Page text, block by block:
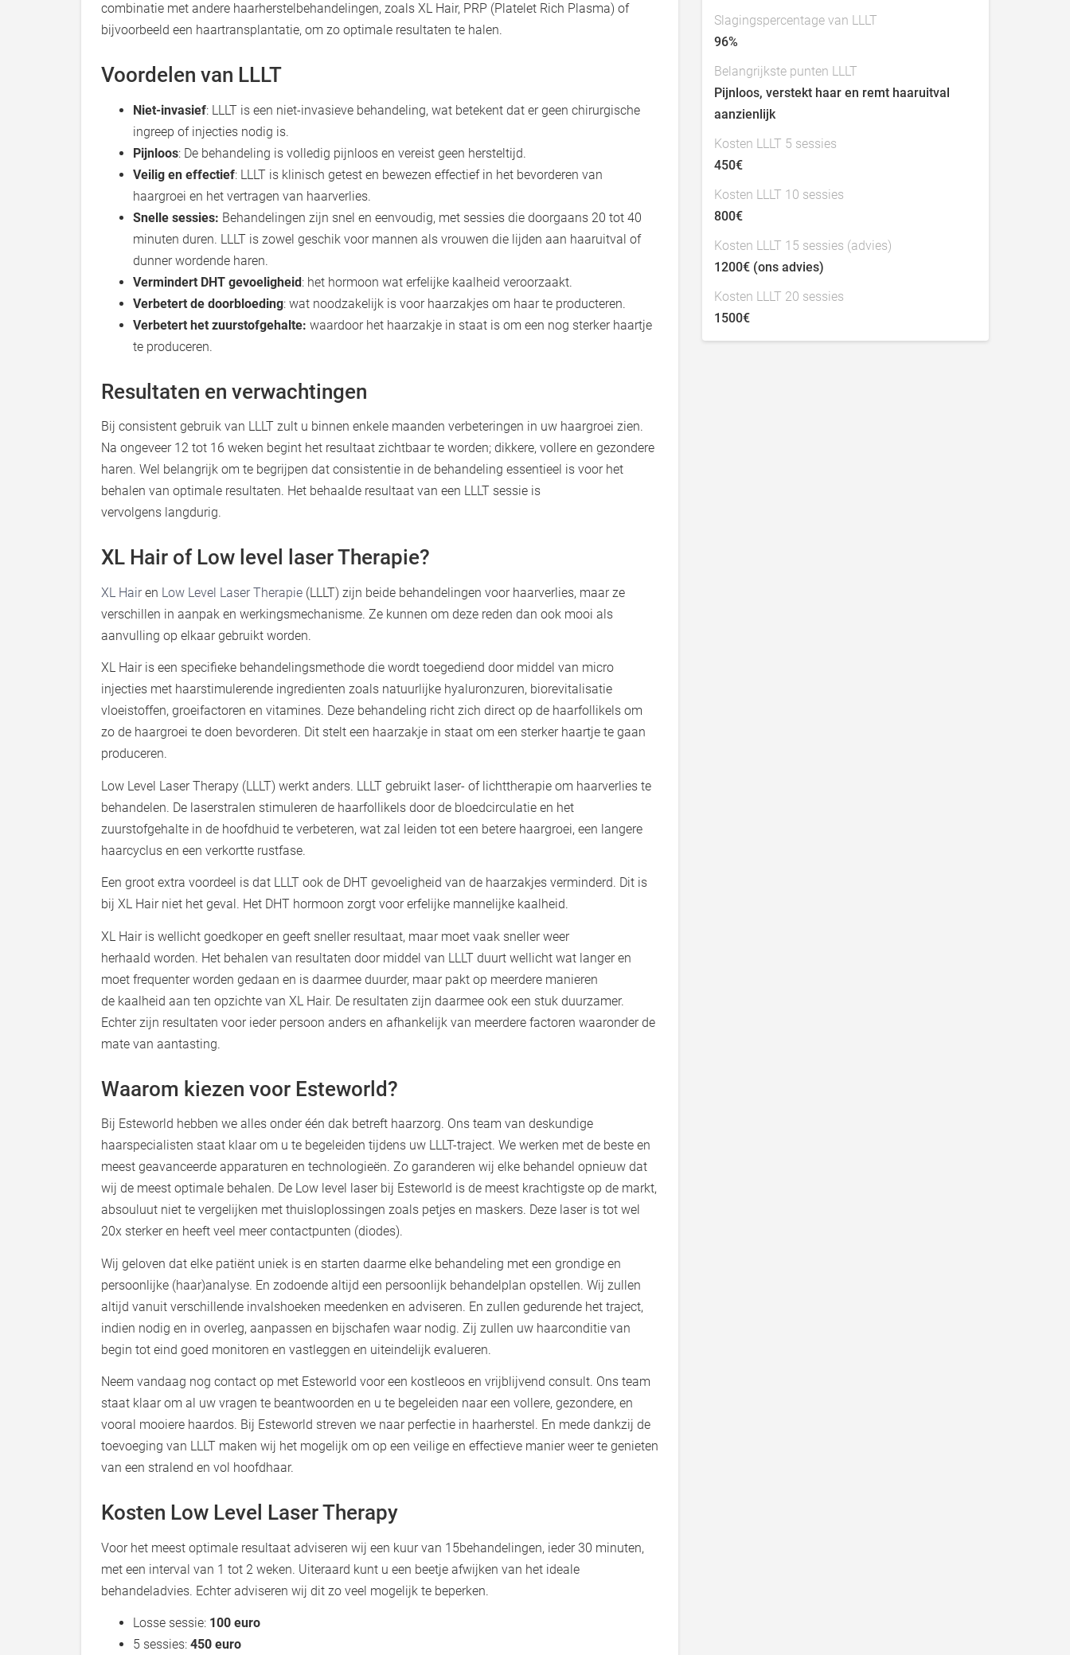
combinatie met andere haarherstelbehandelingen, zoals XL Hair, PRP (Platelet Rich Plasma) of
bijvoorbeeld een haartransplantatie, om zo optimale resultaten te halen.
Voordelen van LLLT
Niet-invasief: LLLT is een niet-invasieve behandeling, wat betekent dat er geen chirurgische
ingreep of injecties nodig is.
Pijnloos: De behandeling is volledig pijnloos en vereist geen hersteltijd.
Veilig en effectief: LLLT is klinisch getest en bewezen effectief in het bevorderen van
haargroei en het vertragen van haarverlies.
Snelle sessies: Behandelingen zijn snel en eenvoudig, met sessies die doorgaans 20 tot 40
minuten duren. LLLT is zowel geschik voor mannen als vrouwen die lijden aan haaruitval of
dunner wordende haren.
Vermindert DHT gevoeligheid: het hormoon wat erfelijke kaalheid veroorzaakt.
Verbetert de doorbloeding: wat noodzakelijk is voor haarzakjes om haar te producteren.
Verbetert het zuurstofgehalte: waardoor het haarzakje in staat is om een nog sterker haartje
te produceren.
Resultaten en verwachtingen
Bij consistent gebruik van LLLT zult u binnen enkele maanden verbeteringen in uw haargroei zien.
Na ongeveer 12 tot 16 weken begint het resultaat zichtbaar te worden; dikkere, vollere en gezondere
haren. Wel belangrijk om te begrijpen dat consistentie in de behandeling essentieel is voor het
behalen van optimale resultaten. Het behaalde resultaat van een LLLT sessie is
vervolgens langdurig.
XL Hair of Low level laser Therapie?
XL Hair en Low Level Laser Therapie (LLLT) zijn beide behandelingen voor haarverlies, maar ze
verschillen in aanpak en werkingsmechanisme. Ze kunnen om deze reden dan ook mooi als
aanvulling op elkaar gebruikt worden.
XL Hair is een specifieke behandelingsmethode die wordt toegediend door middel van micro
injecties met haarstimulerende ingredienten zoals natuurlijke hyaluronzuren, biorevitalisatie
vloeistoffen, groeifactoren en vitamines. Deze behandeling richt zich direct op de haarfollikels om
zo de haargroei te doen bevorderen. Dit stelt een haarzakje in staat om een sterker haartje te gaan
produceren.
Low Level Laser Therapy (LLLT) werkt anders. LLLT gebruikt laser- of lichttherapie om haarverlies te
behandelen. De laserstralen stimuleren de haarfollikels door de bloedcirculatie en het
zuurstofgehalte in de hoofdhuid te verbeteren, wat zal leiden tot een betere haargroei, een langere
haarcyclus en een verkortte rustfase.
Een groot extra voordeel is dat LLLT ook de DHT gevoeligheid van de haarzakjes verminderd. Dit is
bij XL Hair niet het geval. Het DHT hormoon zorgt voor erfelijke mannelijke kaalheid.
XL Hair is wellicht goedkoper en geeft sneller resultaat, maar moet vaak sneller weer
herhaald worden. Het behalen van resultaten door middel van LLLT duurt wellicht wat langer en
moet frequenter worden gedaan en is daarmee duurder, maar pakt op meerdere manieren
de kaalheid aan ten opzichte van XL Hair. De resultaten zijn daarmee ook een stuk duurzamer.
Echter zijn resultaten voor ieder persoon anders en afhankelijk van meerdere factoren waaronder de
mate van aantasting.
Waarom kiezen voor Esteworld?
Bij Esteworld hebben we alles onder één dak betreft haarzorg. Ons team van deskundige
haarspecialisten staat klaar om u te begeleiden tijdens uw LLLT-traject. We werken met de beste en
meest geavanceerde apparaturen en technologieën. Zo garanderen wij elke behandel opnieuw dat
wij de meest optimale behalen. De Low level laser bij Esteworld is de meest krachtigste op de markt,
absouluut niet te vergelijken met thuisloplossingen zoals petjes en maskers. Deze laser is tot wel
20x sterker en heeft veel meer contactpunten (diodes).
Wij geloven dat elke patiënt uniek is en starten daarme elke behandeling met een grondige en
persoonlijke (haar)analyse. En zodoende altijd een persoonlijk behandelplan opstellen. Wij zullen
altijd vanuit verschillende invalshoeken meedenken en adviseren. En zullen gedurende het traject,
indien nodig en in overleg, aanpassen en bijschafen waar nodig. Zij zullen uw haarconditie van
begin tot eind goed monitoren en vastleggen en uiteindelijk evalueren.
Neem vandaag nog contact op met Esteworld voor een kostleoos en vrijblijvend consult. Ons team
staat klaar om al uw vragen te beantwoorden en u te begeleiden naar een vollere, gezondere, en
vooral mooiere haardos. Bij Esteworld streven we naar perfectie in haarherstel. En mede dankzij de
toevoeging van LLLT maken wij het mogelijk om op een veilige en effectieve manier weer te genieten
van een stralend en vol hoofdhaar.
Kosten Low Level Laser Therapy
Voor het meest optimale resultaat adviseren wij een kuur van 15behandelingen, ieder 30 minuten,
met een interval van 1 tot 2 weken. Uiteraard kunt u een beetje afwijken van het ideale
behandeladvies. Echter adviseren wij dit zo veel mogelijk te beperken.
Losse sessie: 100 euro
5 sessies: 450 euro
Slagingspercentage van LLLT
96%
Belangrijkste punten LLLT
Pijnloos, verstekt haar en remt haaruitval
aanzienlijk
Kosten LLLT 5 sessies
450€
Kosten LLLT 10 sessies
800€
Kosten LLLT 15 sessies (advies)
1200€ (ons advies)
Kosten LLLT 20 sessies
1500€